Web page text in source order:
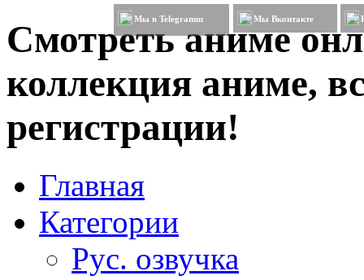
Смотреть аниме
коллекция аниме,
регистрации!
Мы в Telegramm Мы Вконтакте
Главная
Категории
Рус. озвучка